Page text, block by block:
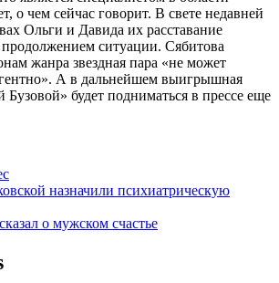
о чем сейчас говорит. В свете недавней
Ольги и Давида их расставание
ситуации. Сябитова
жанра звездная пара «не может
А в дальнейшем выигрышная
Бузовой» будет подниматься в прессе еще
назначили психиатрическую
о мужском счастье